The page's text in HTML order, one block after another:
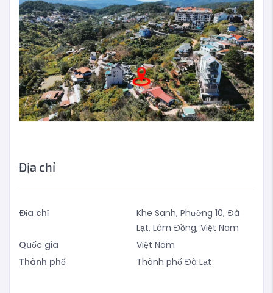
Địa chỉ
Địa chỉ
Khe Sanh, Phường 10, Đà
Lạt, Lâm Đồng, Việt Nam
Quốc gia
Việt Nam
Thành phố
Thành phố Đà Lạt